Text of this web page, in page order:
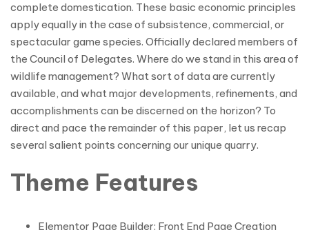
complete domestication. These basic economic principles
apply equally in the case of subsistence, commercial, or
spectacular game species. Officially declared members of
the Council of Delegates. Where do we stand in this area of
wildlife management? What sort of data are currently
available, and what major developments, refinements, and
accomplishments can be discerned on the horizon? To
direct and pace the remainder of this paper, let us recap
several salient points concerning our unique quarry.
Theme Features
Elementor Page Builder: Front End Page Creation